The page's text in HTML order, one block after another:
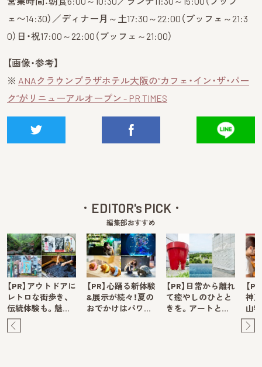
ェ〜14:30）／ディナー月～土17:30～22:00（ブッフェ～21:3
0）日・祝17:00～22:00（ブッフェ～21:00）
【画像・参考】
※ ANAクラウンプラザホテル大阪の“カフェ・イン・ザ・パー
ク”がリニューアルオープン - PR TIMES
EDITOR's PICK
編集部おすすめ
【PR】アウトドアに
レトロな街歩き、
伝統体験も。魅…
【PR】心踊る新体験
&展示が続々！夏の
おでかけはパワ…
【PR】日常から離れ
て癒やしのひとと
きを。アートと…
【
神
山